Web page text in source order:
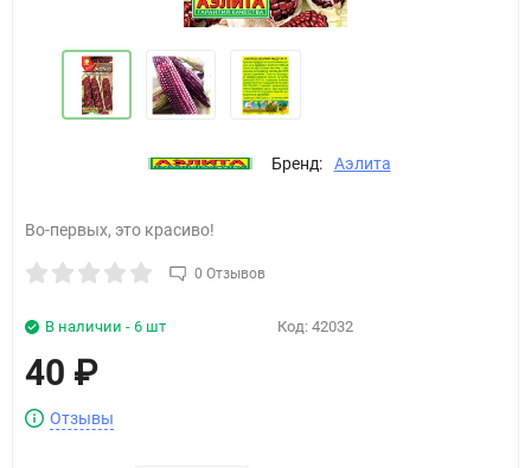
Бренд: Аэлита
Во-первых, это красиво!
0 Отзывов
В наличии - 6 шт Код: 42032
40 ₽
Отзывы